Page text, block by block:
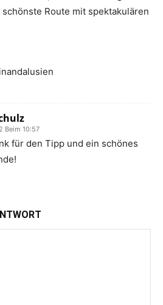
schönste Route mit spektakulären
Beim 10:57
für den Tipp und ein schönes